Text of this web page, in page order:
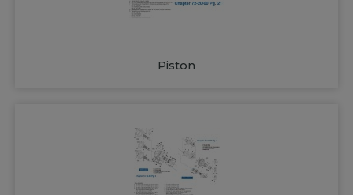
Piston